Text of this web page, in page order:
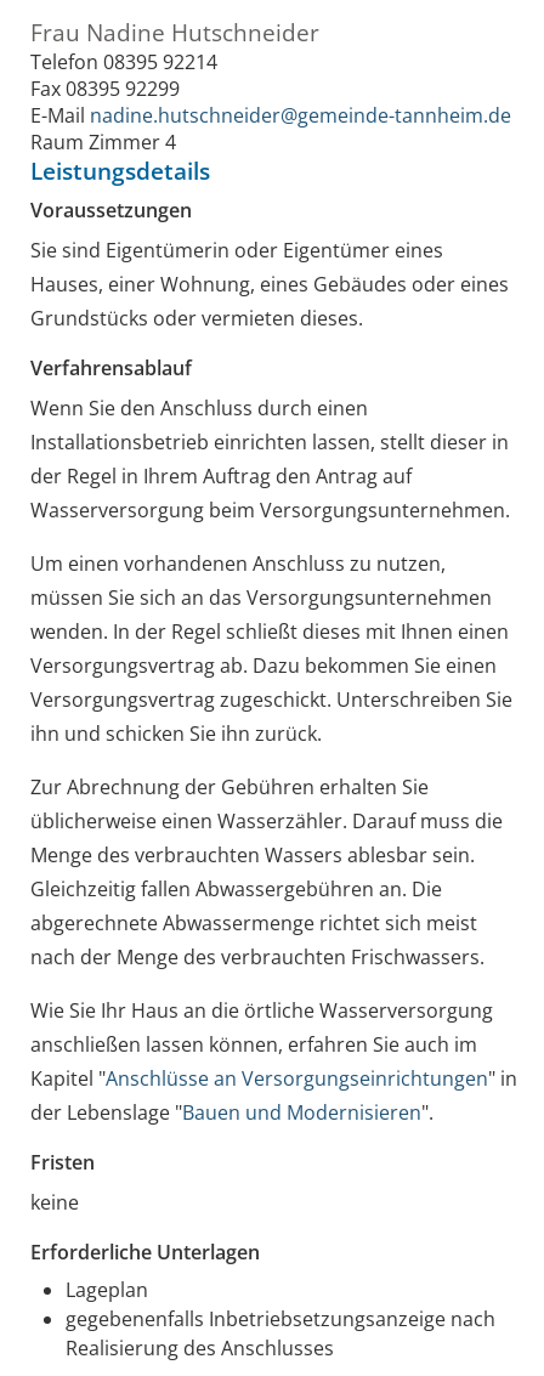
Frau Nadine Hutschneider
Telefon 08395 92214
Fax08395 92299
E-Mail nadine.hutschneider@gemeinde-tannheim.de
Raum Zimmer 4
Leistungsdetails
Voraussetzungen
Sie sind Eigentümerin oder Eigentümer eines
Hauses, einer Wohnung, eines Gebäudes oder eines
Grundstücks oder vermieten dieses.
Verfahrensablauf
Wenn Sie den Anschluss durch einen
Installationsbetrieb einrichten lassen, stellt dieser in
der Regel in Ihrem Auftrag den Antrag auf
Wasserversorgung beim Versorgungsunternehmen.
Um einen vorhandenen Anschluss zu nutzen,
müssen Sie sich an das Versorgungsunternehmen
wenden. In der Regel schließt dieses mit Ihnen einen
Versorgungsvertrag ab. Dazu bekommen Sie einen
Versorgungsvertrag zugeschickt. Unterschreiben Sie
ihn und schicken Sie ihn zurück.
Zur Abrechnung der Gebühren erhalten Sie
üblicherweise einen Wasserzähler. Darauf muss die
Menge des verbrauchten Wassers ablesbar sein.
Gleichzeitig fallen Abwassergebühren an. Die
abgerechnete Abwassermenge richtet sich meist
nach der Menge des verbrauchten Frischwassers.
Wie Sie Ihr Haus an die örtliche Wasserversorgung
anschließen lassen können, erfahren Sie auch im
Kapitel "Anschlüsse an Versorgungseinrichtungen" in
der Lebenslage "Bauen und Modernisieren".
Fristen
keine
Erforderliche Unterlagen
Lageplan
gegebenenfalls Inbetriebsetzungsanzeige nach
Realisierung des Anschlusses